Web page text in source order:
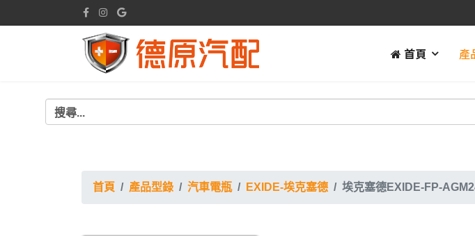
首頁 產
首頁 產品型錄 汽車電瓶 EXIDE-埃克塞德 埃克塞德EXIDE-FP-